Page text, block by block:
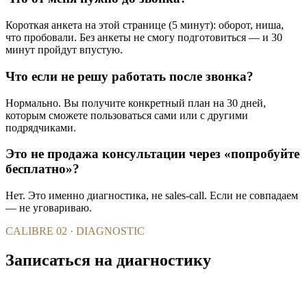
Короткая анкета на этой странице (5 минут): оборот, ниша,
что пробовали. Без анкеты не смогу подготовиться — и 30
минут пройдут впустую.
Что если не решу работать после звонка?
Нормально. Вы получите конкретный план на 30 дней,
которым сможете пользоваться сами или с другими
подрядчиками.
Это не продажа консультации через «попробуйте
бесплатно»?
Нет. Это именно диагностика, не sales-call. Если не совпадаем
— не уговариваю.
CALIBRE 02 · DIAGNOSTIC
Записаться на диагностику